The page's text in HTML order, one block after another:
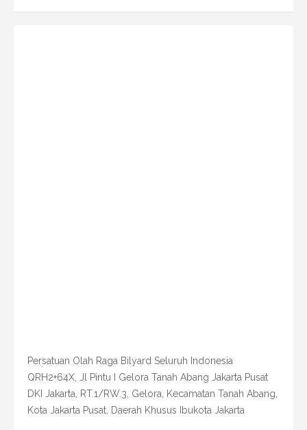
Persatuan Olah Raga Bilyard Seluruh Indonesia
QRH2+64X, Jl Pintu I Gelora Tanah Abang Jakarta Pusat
DKI Jakarta, RT.1/RW.3, Gelora, Kecamatan Tanah Abang,
Kota Jakarta Pusat, Daerah Khusus Ibukota Jakarta